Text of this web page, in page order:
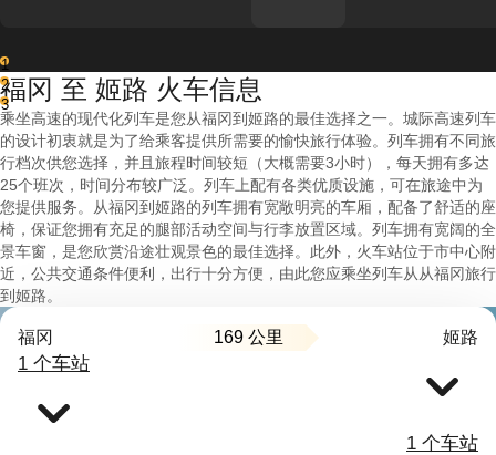
1
2
3
福冈 至 姬路 火车信息
乘坐高速的现代化列车是您从福冈到姬路的最佳选择之一。城际高速列车
的设计初衷就是为了给乘客提供所需要的愉快旅行体验。列车拥有不同旅
行档次供您选择，并且旅程时间较短（大概需要3小时），每天拥有多达
25个班次，时间分布较广泛。列车上配有各类优质设施，可在旅途中为
您提供服务。从福冈到姬路的列车拥有宽敞明亮的车厢，配备了舒适的座
椅，保证您拥有充足的腿部活动空间与行李放置区域。列车拥有宽阔的全
景车窗，是您欣赏沿途壮观景色的最佳选择。此外，火车站位于市中心附
近，公共交通条件便利，出行十分方便，由此您应乘坐列车从从福冈旅行
到姬路。
福冈 169 公里 姬路
1 个车站
1 个车站